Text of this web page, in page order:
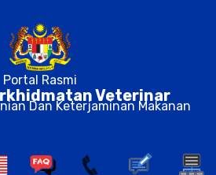
Portal Rasmi
Veterinar
Dan Keterjaminan Makanan